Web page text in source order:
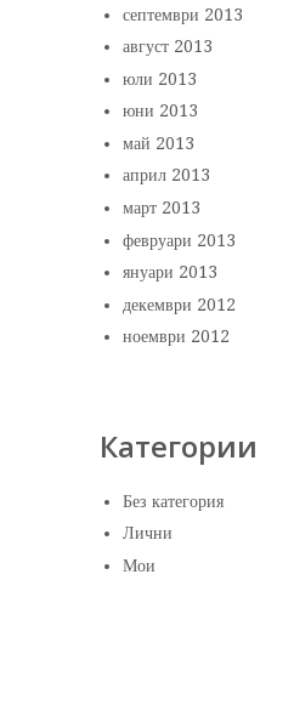
септември 2013
август 2013
юли 2013
юни 2013
май 2013
април 2013
март 2013
февруари 2013
януари 2013
декември 2012
ноември 2012
Категории
Без категория
Лични
Мои